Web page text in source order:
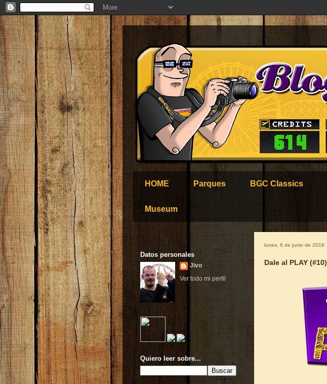
HOME Parques BGC Classics
Museum
lunes, 6 de junio de 2016
Dale al PLAY (#10)
Datos personales
Jivo
Ver todo mi perfil
Quiero leer sobre...